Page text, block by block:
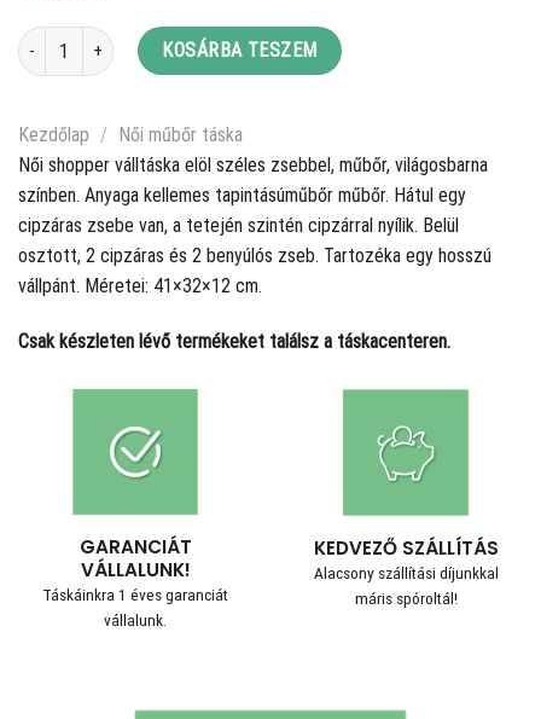
Női shopper válltáska elöl széles zsebbel, műbőr, világosbarna mennyiség
KOSÁRBA TESZEM
Kezdőlap /
Női műbőr táska
Női shopper válltáska elöl széles zsebbel, műbőr, világosbarna
színben. Anyaga kellemes tapintásúműbőr műbőr. Hátul egy
cipzáras zsebe van, a tetején szintén cipzárral nyílik. Belül
osztott, 2 cipzáras és 2 benyúlós zseb. Tartozéka egy hosszú
vállpánt. Méretei: 41×32×12 cm.
Csak készleten lévő termékeket találsz a táskacenteren.
GARANCIÁT
VÁLLALUNK!
Táskáinkra 1 éves garanciát
vállalunk.
KEDVEZŐ SZÁLLÍTÁS
Alacsony szállítási díjunkkal
máris spóroltál!